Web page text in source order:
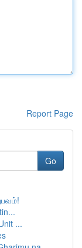
Report Page
Go
...